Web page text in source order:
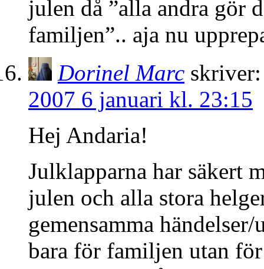
julen då ”alla andra gör
familjen”.. aja nu
Dorinel Marc skriver:
2007 6 januari kl. 23:15
Hej Andaria!
Julklapparna har säkert
julen och alla stora
gemensamma
bara för familjen utan